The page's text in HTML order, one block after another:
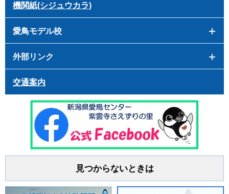
機関紙(シジュウカラ)
愛鳥モデル校
外部リンク
交通案内
見つからないときは